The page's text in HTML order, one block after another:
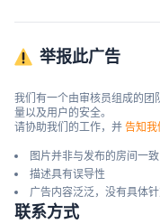
举报此广告
我们有一个由审核员组成的团
量以及用户的安全。
请协助我们的工作，并 告知我
图片并非与发布的房间一致
描述具有误导性
广告内容泛泛，没有具体
联系方式